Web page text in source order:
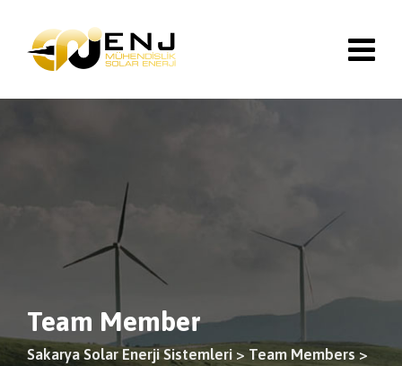
content
Team Member
Sakarya Solar Enerji Sistemleri > Team Members >